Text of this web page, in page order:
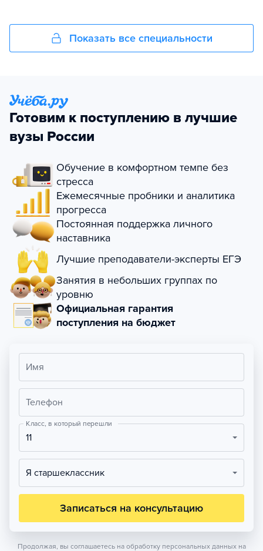
Показать все специальности
Готовим к поступлению в лучшие
вузы России
Обучение в комфортном темпе без
стресса
Ежемесячные пробники и аналитика
прогресса
Постоянная поддержка личного
наставника
Лучшие преподаватели-эксперты ЕГЭ
Занятия в небольших группах по
уровню
Официальная гарантия
поступления на бюджет
Имя
Телефон
Класс, в который перешли
11
Я старшеклассник
Записаться на консультацию
Продолжая, вы соглашаетесь на обработку персональных данных на